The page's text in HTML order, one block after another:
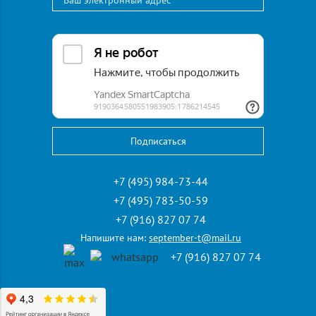
+7 (916) 827 07 74
Адрес:107023, Москва, Семеновский пер., д.15,
Бизнес-Центр "Семеновский, 15", 6 этаж, офис 612
Режим работы:пн-пт: с 10:00 до 19:00
сб: по согласованию, вс: выходной
+7 (495) 984-73-44
+7 (495) 783-50-59
+7 (916) 827 07 74
Напишите нам: september-t@mail.ru
+7 (916) 827 07 74